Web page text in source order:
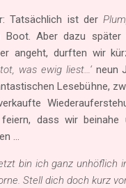
Tatsächlich ist der
Aber dazu später
angeht, durften wir
was ewig liest…‘neun
Lesebühne,
dass wir beinahe
…
bin ich ganz unhöflich
Stell dich doch kurz